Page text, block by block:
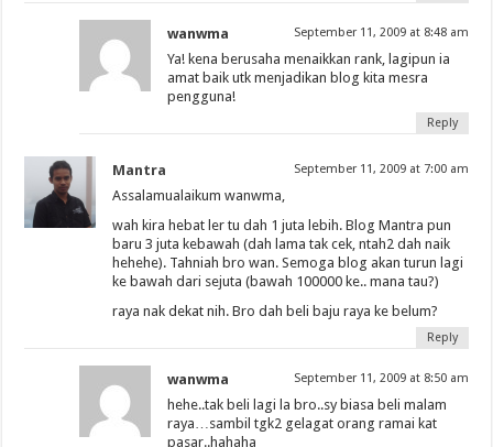
wanwma September 11, 2009 at 8:48 am
Ya! kena berusaha menaikkan rank, lagipun ia
amat baik utk menjadikan blog kita mesra
pengguna!
Reply
Mantra September 11, 2009 at 7:00 am
Assalamualaikum wanwma,
wah kira hebat ler tu dah 1 juta lebih. Blog Mantra pun
baru 3 juta kebawah (dah lama tak cek, ntah2 dah naik
hehehe). Tahniah bro wan. Semoga blog akan turun lagi
ke bawah dari sejuta (bawah 100000 ke.. mana tau?)
raya nak dekat nih. Bro dah beli baju raya ke belum?
Reply
wanwma September 11, 2009 at 8:50 am
hehe..tak beli lagi la bro..sy biasa beli malam
raya…sambil tgk2 gelagat orang ramai kat
pasar..hahaha